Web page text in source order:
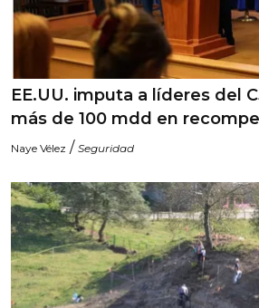
EE.UU. imputa a líderes del
más de 100 mdd en
Naye Vélez / Seguridad